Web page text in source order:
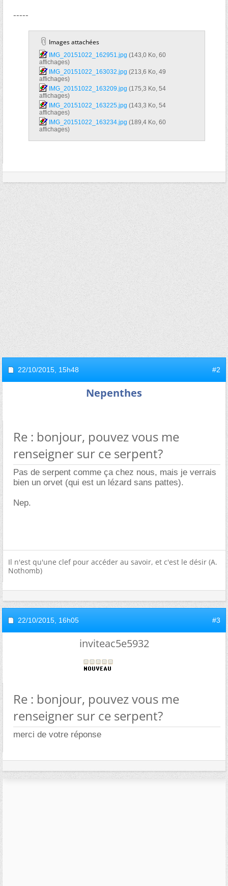
-----
Images attachées
IMG_20151022_162951.jpg‎
affichages)
IMG_20151022_163032.jpg‎
affichages)
IMG_20151022_163209.jpg‎
affichages)
IMG_20151022_163225.jpg‎
affichages)
IMG_20151022_163234.jpg‎
affichages)
22/10/2015, 15h48 #2
Nepenthes
Re : bonjour, pouvez vous me
renseigner sur ce serpent?
Pas de serpent comme ça chez nous, mais je verrais
bien un orvet (qui est un lézard sans pattes).
Nep.
Il n'est qu'une clef pour accéder au savoir, et c'est le désir (A.
Nothomb)
22/10/2015, 16h05 #3
inviteac5e5932
Re : bonjour, pouvez vous me
renseigner sur ce serpent?
merci de votre réponse